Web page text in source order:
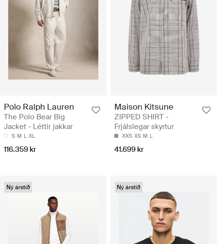
Polo Ralph Lauren
The Polo Bear Big
Jacket - Léttir jakkar
S M L XL
116.359 kr
Maison Kitsune
ZIPPED SHIRT -
Frjálslegar skyrtur
XXS XS M L
41.699 kr
Ný árstíð Ný árstíð